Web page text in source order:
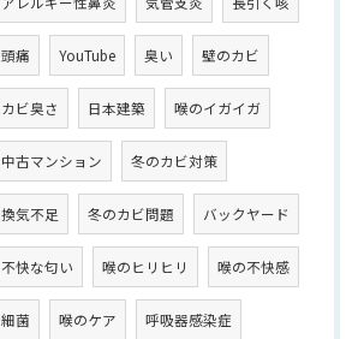
頭痛 YouTube 臭い 壁のカビ
カビ臭さ 日本建築 喉のイガイガ
中古マンション 冬のカビ対策
換気不足 冬のカビ問題 バックヤード
不快な匂い 喉のヒリヒリ 喉の不快感
細菌 喉のケア 呼吸器感染症